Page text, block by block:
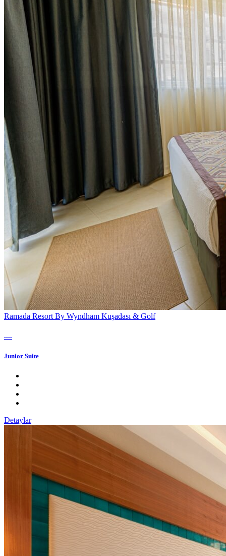
Ramada Resort By Wyndham Kuşadası & Golf
----
Junior Suite
Detaylar